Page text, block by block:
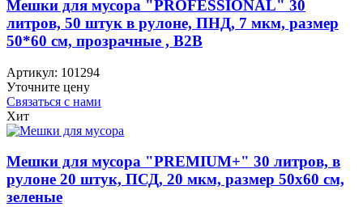
Мешки для мусора "PROFESSIONAL" 30
литров, 50 штук в рулоне, ПНД, 7 мкм, размер
50*60 см, прозрачные , B2B
Артикул: 101294
Уточните цену
Связаться с нами
Хит
Мешки для мусора "PREMIUM+" 30 литров, в
рулоне 20 штук, ПСД, 20 мкм, размер 50х60 см,
зеленые